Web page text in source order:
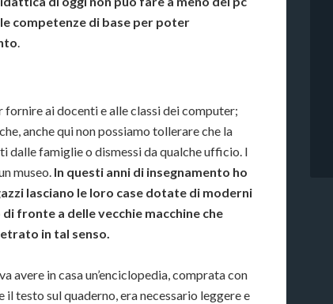
competenze di base per poter
.
ai docenti e alle classi dei computer;
anche qui non possiamo tollerare che la
dalle famiglie o dismessi da qualche ufficio. I
museo. In questi anni di insegnamento ho
lasciano le loro case dotate di moderni
fronte a delle vecchie macchine che
in tal senso.
avere in casa un’enciclopedia, comprata con
testo sul quaderno, era necessario leggere e